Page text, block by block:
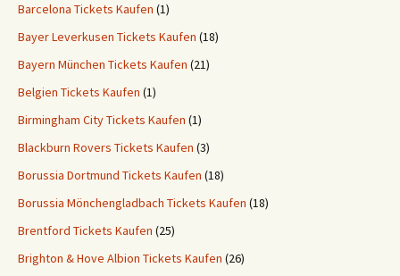
Barcelona Tickets Kaufen (1)
Bayer Leverkusen Tickets Kaufen (18)
Bayern München Tickets Kaufen (21)
Belgien Tickets Kaufen (1)
Birmingham City Tickets Kaufen (1)
Blackburn Rovers Tickets Kaufen (3)
Borussia Dortmund Tickets Kaufen (18)
Borussia Mönchengladbach Tickets Kaufen (18)
Brentford Tickets Kaufen (25)
Brighton & Hove Albion Tickets Kaufen (26)